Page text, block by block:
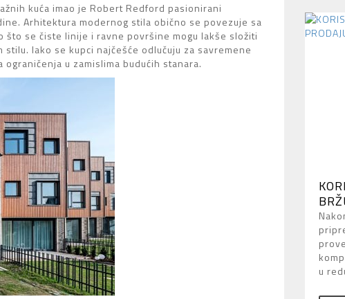
kuća imao je Robert Redford pasionirani
Arhitektura modernog stila obično se povezuje sa
što se čiste linije i ravne površine mogu lakše složiti
Iako se kupci najčešće odlučuju za savremene
u zamislima budućih stanara.
u